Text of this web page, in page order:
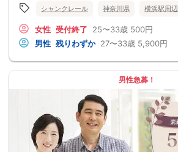
シャンクレール 神奈川県 横浜駅周辺
女性 受付終了 25〜33歳 500円
男性 残りわずか 27〜33歳 5,900円
男性急募！